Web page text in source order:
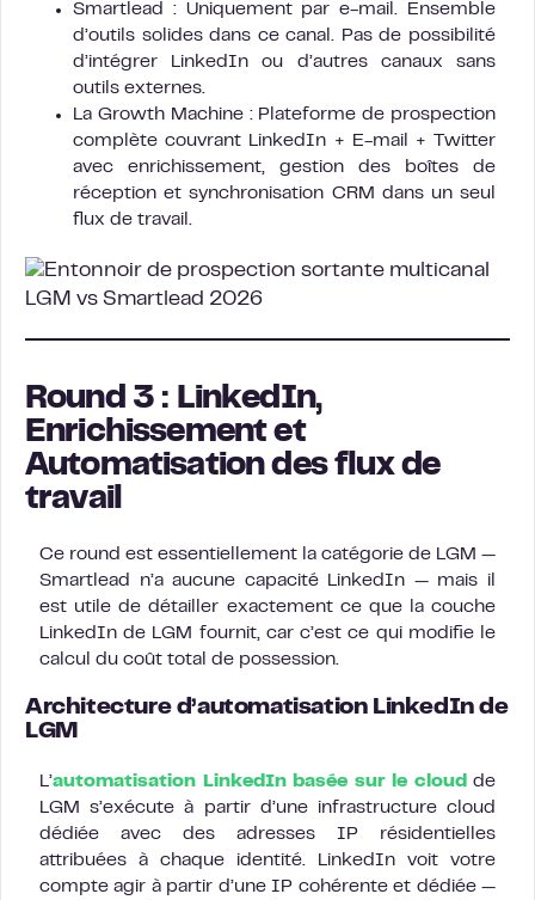
Smartlead : Uniquement par e-mail. Ensemble
d’outils solides dans ce canal. Pas de possibilité
d’intégrer LinkedIn ou d’autres canaux sans
outils externes.
La Growth Machine : Plateforme de prospection
complète couvrant LinkedIn + E-mail + Twitter
avec enrichissement, gestion des boîtes de
réception et synchronisation CRM dans un seul
flux de travail.
Round 3 : LinkedIn,
Enrichissement et
Automatisation des flux de
travail
Ce round est essentiellement la catégorie de LGM —
Smartlead n’a aucune capacité LinkedIn — mais il
est utile de détailler exactement ce que la couche
LinkedIn de LGM fournit, car c’est ce qui modifie le
calcul du coût total de possession.
Architecture d’automatisation LinkedIn de
LGM
L’automatisation LinkedIn basée sur le cloud de
LGM s’exécute à partir d’une infrastructure cloud
dédiée avec des adresses IP résidentielles
attribuées à chaque identité. LinkedIn voit votre
compte agir à partir d’une IP cohérente et dédiée —